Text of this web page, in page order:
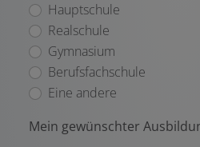
Hauptschule
Realschule
Gymnasium
Berufsfachschule
Eine andere
Mein gewünschter